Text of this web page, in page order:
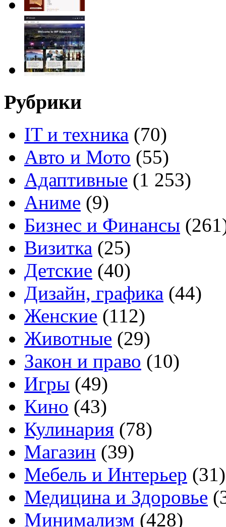
Рубрики
IT и техника (70)
Авто и Мото (55)
Адаптивные (1 253)
Аниме (9)
Бизнес и Финансы
Визитка (25)
Детские (40)
Дизайн, графика (44)
Женские (112)
Животные (29)
Закон и право (10)
Игры (49)
Кино (43)
Кулинария (78)
Магазин (39)
Мебель и Интерьер (31)
Медицина и Здоровье
Минимализм (428)